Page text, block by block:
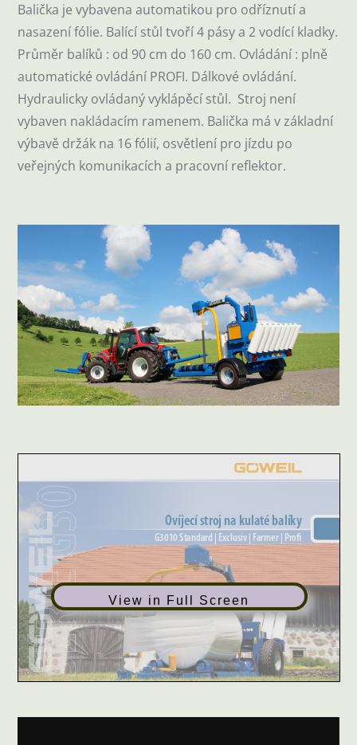
Balička je vybavena automatikou pro odříznutí a
nasazení fólie. Balící stůl tvoří 4 pásy a 2 vodící kladky.
Průměr balíků : od 90 cm do 160 cm. Ovládání : plně
automatické ovládání PROFI. Dálkové ovládání.
Hydraulicky ovládaný vyklápěcí stůl. Stroj není
vybaven nakládacím ramenem. Balička má v základní
výbavě držák na 16 fólií, osvětlení pro jízdu po
veřejných komunikacích a pracovní reflektor.
View in Full Screen